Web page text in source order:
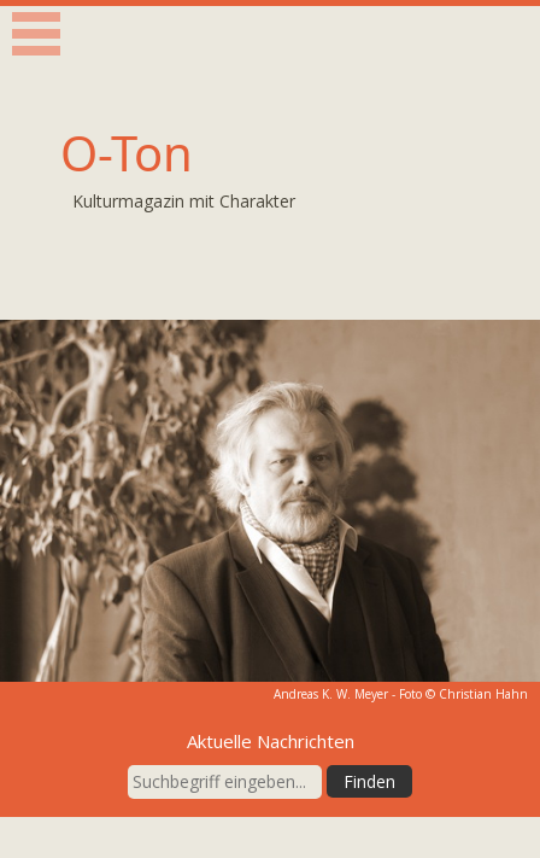
O-Ton
Kulturmagazin mit Charakter
Andreas K. W. Meyer - Foto © Christian Hahn
Aktuelle Nachrichten